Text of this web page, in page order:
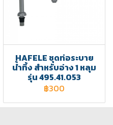
HAFELE ชุดท่อระบาย
น้ำทิ้ง สำหรับอ่าง 1 หลุม
รุ่น 495.41.053
฿300